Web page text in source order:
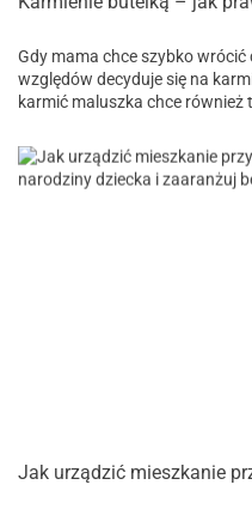
Gdy mama chce szybko
względów decyduje się na
karmić maluszka chce